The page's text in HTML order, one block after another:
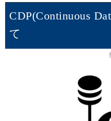
CDP(Continuous
て